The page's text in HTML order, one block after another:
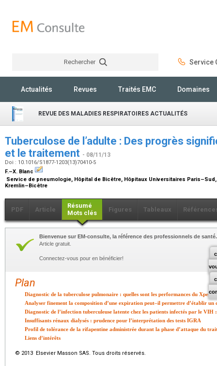
Rechercher Service
Actualités Revues Traités EMC Domaines
REVUE DES MALADIES RESPIRATOIRES ACTUALITÉS
Tuberculose de l’adulte : Des progrès
et le traitement - 08/11/13
Doi : 10.1016/S1877-1203(13)70410-5
F.–X. Blanc
Service de pneumologie, Hôpital de Bicêtre, Hôpitaux Universitaires Paris–Sud,
Kremlin–Bicêtre
PDF Article
Résumé
Mots clés
Figures Tableaux
Bienvenue sur EM-consulte, la référence des professionnels de santé.
Article gratuit.
Connectez-vous pour en bénéficier!
Plan
Diagnostic de la tuberculose pulmonaire : quelles sont les performances du
Analyser finement la composition d’une expiration peut–il permettre d’établir un
Diagnostic de l’infection tuberculeuse latente chez les patients infectés par le
Insuffisants rénaux dialysés : prudence pour l’interprétation des tests IGRA
Profil de tolérance de la rifapentine administrée durant la phase d’attaque du
Liens d’intérêts
© 2013 Elsevier Masson SAS. Tous droits réservés.